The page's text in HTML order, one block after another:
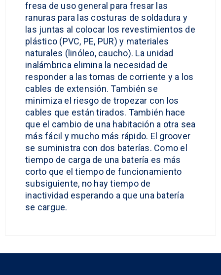
fresa de uso general para fresar las
ranuras para las costuras de soldadura y
las juntas al colocar los revestimientos de
plástico (PVC, PE, PUR) y materiales
naturales (linóleo, caucho). La unidad
inalámbrica elimina la necesidad de
responder a las tomas de corriente y a los
cables de extensión. También se
minimiza el riesgo de tropezar con los
cables que están tirados. También hace
que el cambio de una habitación a otra sea
más fácil y mucho más rápido. El groover
se suministra con dos baterías. Como el
tiempo de carga de una batería es más
corto que el tiempo de funcionamiento
subsiguiente, no hay tiempo de
inactividad esperando a que una batería
se cargue.